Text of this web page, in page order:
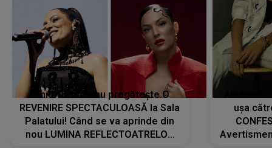
Tania Turtureanu pregătește O
REVENIRE SPECTACULOASĂ la Sala
Palatului! Când se va aprinde din
nou LUMINA REFLECTOATRELOR
ușa